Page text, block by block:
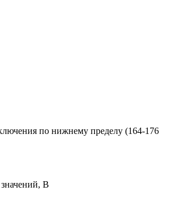
по нижнему пределу (164-176
В